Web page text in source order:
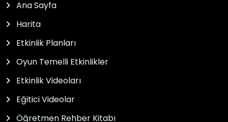
Ana Sayfa
Harita
Etkinlik Planları
Oyun Temelli Etkinlikler
Etkinlik Videoları
Eğitici Videolar
Öğretmen Rehber Kitabı